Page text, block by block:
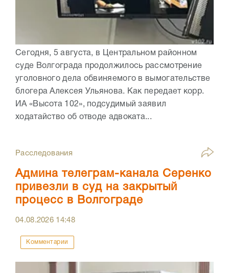
Сегодня, 5 августа, в Центральном районном
суде Волгограда продолжилось рассмотрение
уголовного дела обвиняемого в вымогательстве
блогера Алексея Ульянова. Как передает корр.
ИА «Высота 102», подсудимый заявил
ходатайство об отводе адвоката...
Расследования
Админа телеграм-канала Серенко
привезли в суд на закрытый
процесс в Волгограде
04.08.2026 14:48
Комментарии